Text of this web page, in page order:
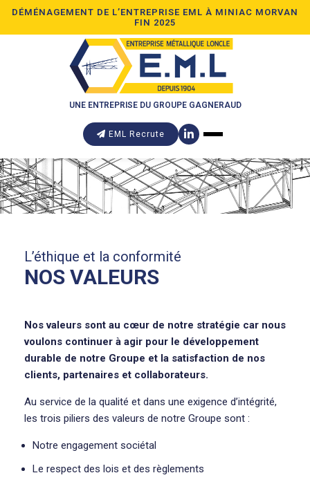
DÉMÉNAGEMENT DE L’ENTREPRISE EML À MINIAC MORVAN
FIN 2025
UNE ENTREPRISE DU GROUPE GAGNERAUD
EML Recrute
L’éthique et la conformité
NOS VALEURS
Nos valeurs sont au cœur de notre stratégie car nous
voulons continuer à agir pour le développement
durable de notre Groupe et la satisfaction de nos
clients, partenaires et collaborateurs.
Au service de la qualité et dans une exigence d’intégrité,
les trois piliers des valeurs de notre Groupe sont :
Notre engagement sociétal
Le respect des lois et des règlements